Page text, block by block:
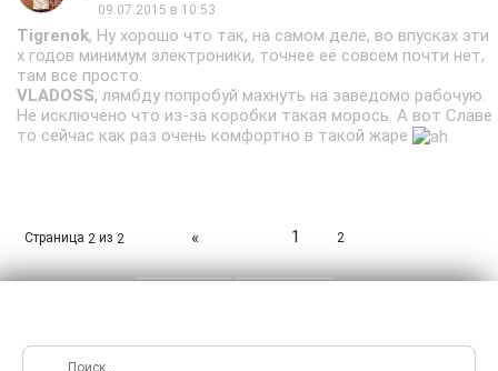
09.07.2015 в 10:53
Tigrenok, Ну хорошо что так, на самом деле, во впусках эти
х годов минимум электроники, точнее её совсем почти нет,
там все просто.
VLADOSS, лямбду попробуй махнуть на заведомо рабочую.
Не исключено что из-за коробки такая морось. А вот Славе
то сейчас как раз очень комфортно в такой жаре
Страница 2 из 2 « 1 2